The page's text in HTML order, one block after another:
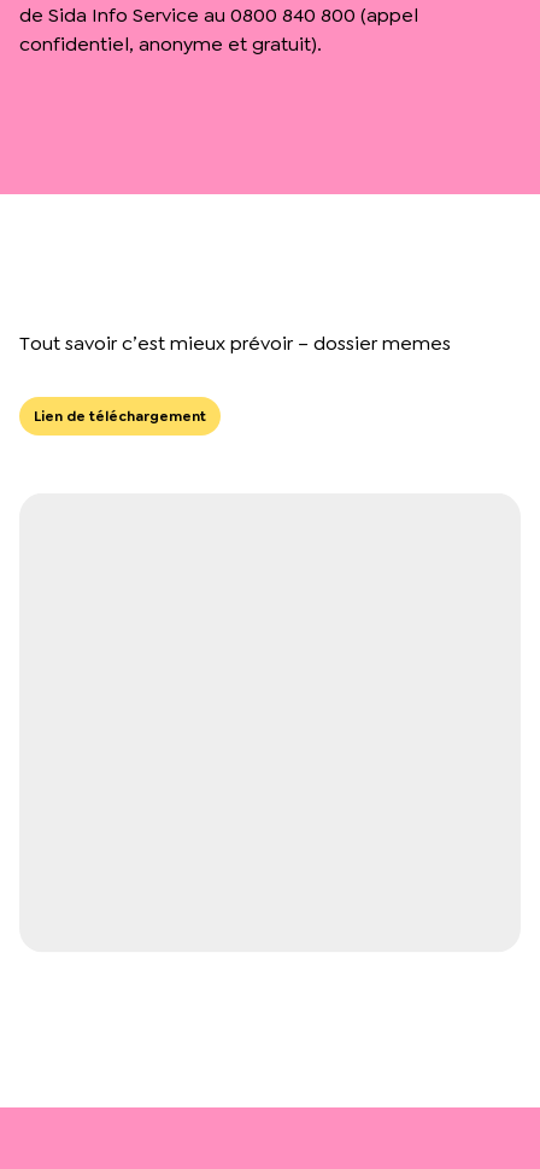
de Sida Info Service au 0800 840 800 (appel
confidentiel, anonyme et gratuit).
Tout savoir c’est mieux prévoir – dossier memes
Lien de téléchargement